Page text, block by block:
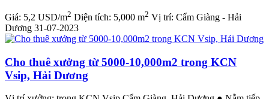
Giá: 5,2 USD/m2 Diện tích: 5,000 m2 Vị trí: Cẩm Giàng - Hải
Dương 31-07-2023
Cho thuê xưởng từ 5000-10,000m2 trong KCN
Vsip, Hải Dương